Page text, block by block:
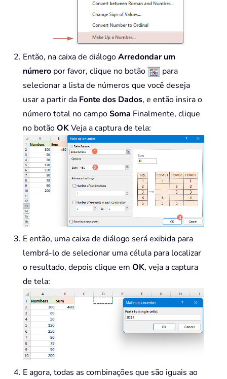
Então, na caixa de diálogoArredondar um
número por favor, clique no botão
para
selecionar a lista de números que você deseja
usar a partir da Fonte dos Dados, e então insira o
número total no campoSoma Finalmente, clique
no botãoOKVeja a captura de tela:
E então, uma caixa de diálogo será exibida para
lembrá-lo de selecionar uma célula para localizar
o resultado, depois clique em OK, veja a captura
de tela:
E agora, todas as combinações que são iguais ao